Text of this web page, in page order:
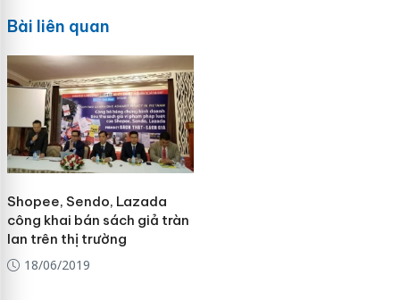
Bài liên quan
Shopee, Sendo, Lazada
công khai bán sách giả tràn
lan trên thị trường
18/06/2019